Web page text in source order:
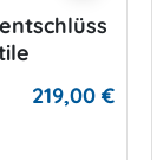
219,00 €